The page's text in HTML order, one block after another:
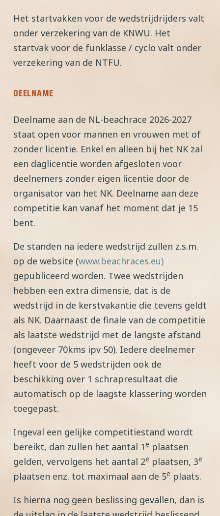
Het startvakken voor de wedstrijdrijders valt
onder verzekering van de KNWU. Het
startvak voor de funklasse / cyclo valt onder
verzekering van de NTFU.
DEELNAME
Deelname aan de NL-beachrace 2026-2027
staat open voor mannen en vrouwen met of
zonder licentie. Enkel en alleen bij het NK zal
een daglicentie worden afgesloten voor
deelnemers zonder eigen licentie door de
organisator van het NK. Deelname aan deze
competitie kan vanaf het moment dat je 15
bent.
De standen na iedere wedstrijd zullen z.s.m.
op de website (www.beachraces.eu)
gepubliceerd worden. Twee wedstrijden
hebben een extra dimensie, dat is de
wedstrijd in de kerstvakantie die tevens geldt
als NK. Daarnaast de finale van de competitie
als laatste wedstrijd met de langste afstand
(ongeveer 70kms ipv 50). Iedere deelnemer
heeft voor de 5 wedstrijden ook de
beschikking over 1 schrapresultaat die
automatisch op de laagste klassering worden
toegepast.
Ingeval een gelijke competitiestand wordt
bereikt, dan zullen het aantal 1e plaatsen
gelden, vervolgens het aantal 2e plaatsen, 3e
plaatsen enz. tot maximaal aan de 5e plaats.
Is hierna nog geen beslissing gevallen, dan is